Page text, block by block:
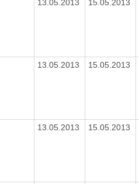
13.05.2013 15.05.2013
13.05.2013 15.05.2013
13.05.2013 15.05.2013